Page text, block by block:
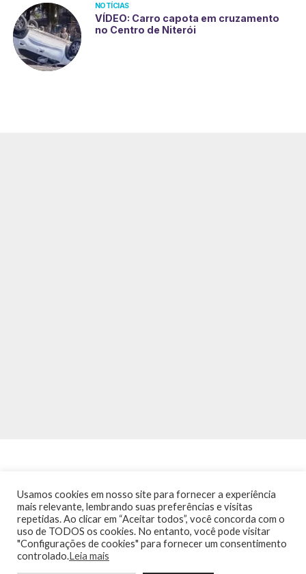
NOTÍCIAS
VÍDEO: Carro capota em cruzamento
no Centro de Niterói
INÍCIO NOTÍCIAS AGENDA CONTATO
TRÂNSITO NA PONTE
TERMOS DE USO / POLÍTICA DE PRIVACIDADE
Usamos cookies em nosso site para fornecer a experiência
mais relevante, lembrando suas preferências e visitas
repetidas. Ao clicar em “Aceitar todos”, você concorda com o
uso de TODOS os cookies. No entanto, você pode visitar
"Configurações de cookies" para fornecer um consentimento
controlado.Leia mais